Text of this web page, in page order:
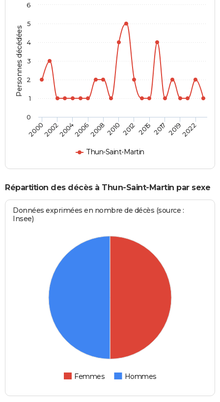
Personnes décédées
Thun-Saint-Martin
200020022004200620082010 2012 2015 2017 20192022
0
1
2
3
4
5
6
Répartition des décès à Thun-Saint-Martin par sexe
Données exprimées en nombre de décès (source :
Insee)
Femmes Hommes